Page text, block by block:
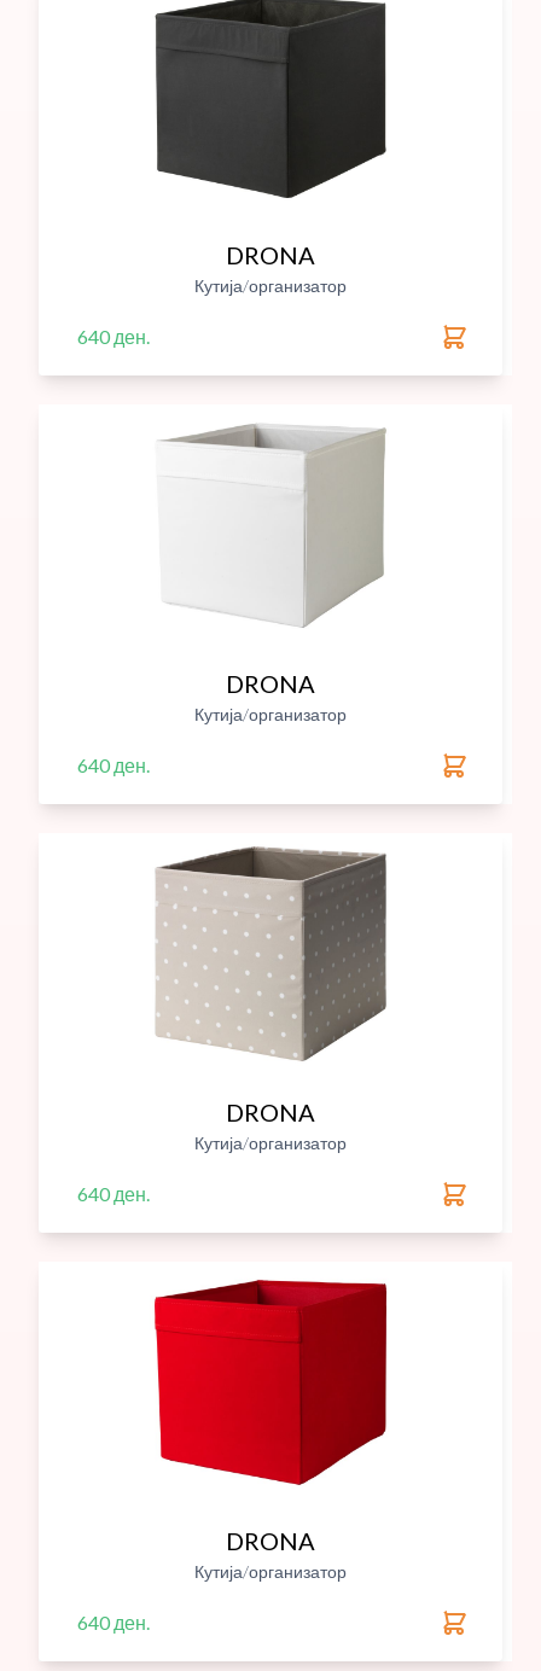
DRONA
Кутија/организатор
640 ден.
DRONA
Кутија/организатор
640 ден.
DRONA
Кутија/организатор
640 ден.
DRONA
Кутија/организатор
640 ден.